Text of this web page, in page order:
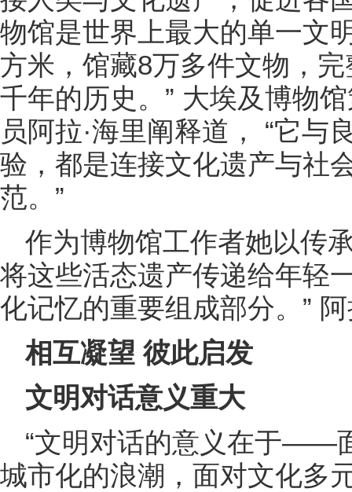
物馆是世界上最大的单一文
方米，馆藏8万多件文物，
千年的历史。” 大埃及博物
员阿拉·海里阐释道， “它与
验，都是连接文化遗产与社
范。”
作为博物馆工作者她以传
将这些活态遗产传递给年轻
化记忆的重要组成部分。”
相互凝望 彼此启发
文明对话意义重大
“文明对话的意义在于——
城市化的浪潮，面对文化多